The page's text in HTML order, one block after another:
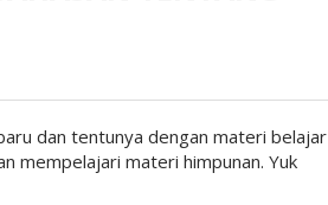
dan tentunya dengan materi belajar
mempelajari materi himpunan. Yuk